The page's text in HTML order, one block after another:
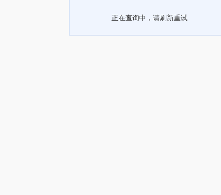
正在查询中，请刷新重试